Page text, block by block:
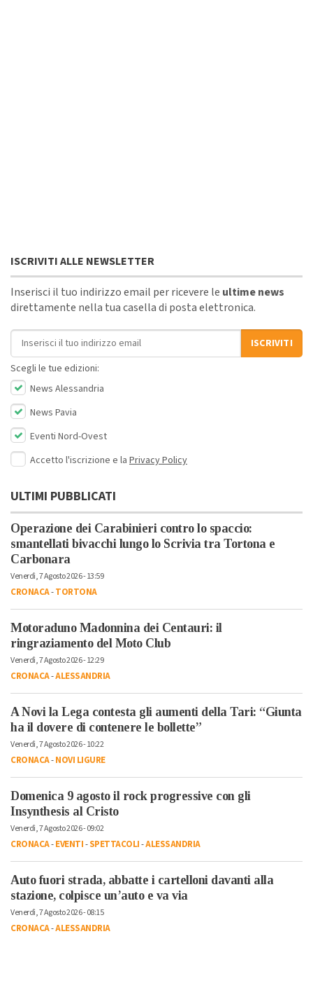
ISCRIVITI ALLE NEWSLETTER
Inserisci il tuo indirizzo email per ricevere le ultime news
direttamente nella tua casella di posta elettronica.
Indirizzo email
ISCRIVITI
Scegli le tue edizioni:
News Alessandria
News Pavia
Eventi Nord-Ovest
Accetto l'iscrizione e la Privacy Policy
ULTIMI PUBBLICATI
Operazione dei Carabinieri contro lo spaccio:
smantellati bivacchi lungo lo Scrivia tra Tortona e
Carbonara
Venerdì, 7 Agosto 2026 - 13:59
CRONACA-TORTONA
Motoraduno Madonnina dei Centauri: il
ringraziamento del Moto Club
Venerdì, 7 Agosto 2026 - 12:29
CRONACA-ALESSANDRIA
A Novi la Lega contesta gli aumenti della Tari: “Giunta
ha il dovere di contenere le bollette”
Venerdì, 7 Agosto 2026 - 10:22
CRONACA-NOVI LIGURE
Domenica 9 agosto il rock progressive con gli
Insynthesis al Cristo
Venerdì, 7 Agosto 2026 - 09:02
CRONACA-EVENTI-SPETTACOLI-ALESSANDRIA
Auto fuori strada, abbatte i cartelloni davanti alla
stazione, colpisce un’auto e va via
Venerdì, 7 Agosto 2026 - 08:15
CRONACA-ALESSANDRIA